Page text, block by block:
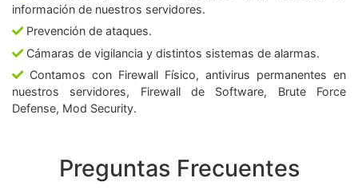
información de nuestros servidores.
Prevención de ataques.
Cámaras de vigilancia y distintos sistemas de alarmas.
Contamos con Firewall Físico, antivirus permanentes en
nuestros servidores, Firewall de Software, Brute Force
Defense, Mod Security.
Preguntas Frecuentes